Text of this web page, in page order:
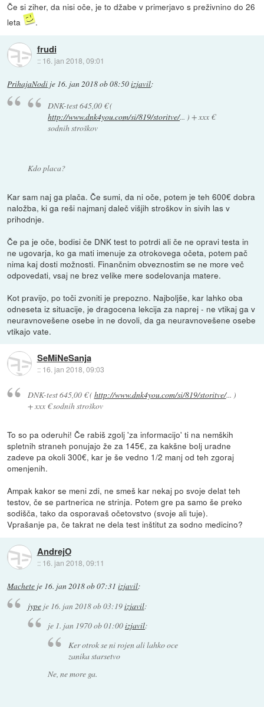
Če si ziher, da nisi oče, je to džabe v primerjavo s preživnino do 26
leta
.
frudi
:: 16. jan 2018, 09:01
PrihajaNodi je 16. jan 2018 ob 08:50izjavil:
DNK-test 645,00 € (
http://www.dnk4you.com/si/819/storitve/... ) + xxx €
sodnih stroškov
Kdo placa?
Kar sam naj ga plača. Če sumi, da ni oče, potem je teh 600€ dobra
naložba, ki ga reši najmanj daleč višjih stroškov in sivih las v
prihodnje.
Če pa je oče, bodisi če DNK test to potrdi ali če ne opravi testa in
ne ugovarja, ko ga mati imenuje za otrokovega očeta, potem pač
nima kaj dosti možnosti. Finančnim obveznostim se ne more več
odpovedati, vsaj ne brez velike mere sodelovanja matere.
Kot pravijo, po toči zvoniti je prepozno. Najboljše, kar lahko oba
odneseta iz situacije, je dragocena lekcija za naprej - ne vtikaj ga v
neuravnovešene osebe in ne dovoli, da ga neuravnovešene osebe
vtikajo vate.
SeMiNeSanja
:: 16. jan 2018, 09:03
DNK-test 645,00 € ( http://www.dnk4you.com/si/819/storitve/... )
+ xxx € sodnih stroškov
To so pa oderuhi! Če rabiš zgolj 'za informacijo' ti na nemških
spletnih straneh ponujajo že za 145€, za kakšne bolj uradne
zadeve pa okoli 300€, kar je še vedno 1/2 manj od teh zgoraj
omenjenih.
Ampak kakor se meni zdi, ne smeš kar nekaj po svoje delat teh
testov, če se partnerica ne strinja. Potem gre pa samo še preko
sodišča, tako da osporavaš očetovstvo (svoje ali tuje).
Vprašanje pa, če takrat ne dela test inštitut za sodno medicino?
AndrejO
:: 16. jan 2018, 09:11
Machete je 16. jan 2018 ob 07:31 izjavil:
jypeje 16. jan 2018 ob 03:19izjavil:
je 1. jan 1970 ob 01:00izjavil:
Ker otrok se ni rojen ali lahko oce
zanika starsetvo
Ne, ne more ga.